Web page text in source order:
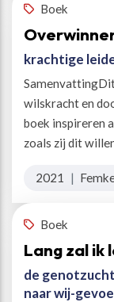
Boek
krachtige
wilskracht en
boek inspireren
zoals zij dit
2021 |
Boek
Lang zal ik
de
naar wij-